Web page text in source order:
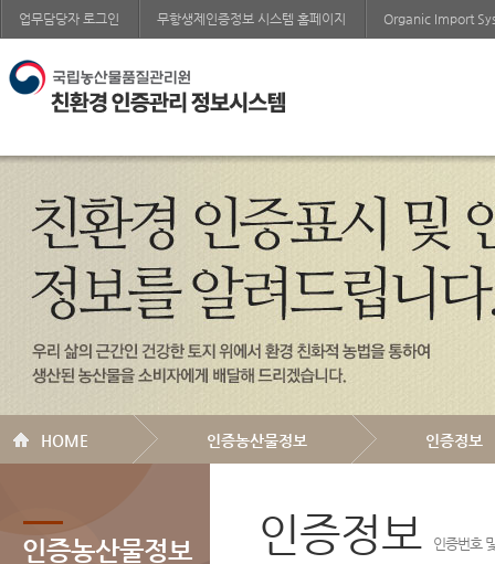
업무담당자 로그인 무항생제인증정보 시스템 홈페이지 Organic Import
HOME 인증농산물정보 인증정보
인증농산물정보 인증정보 인증번호